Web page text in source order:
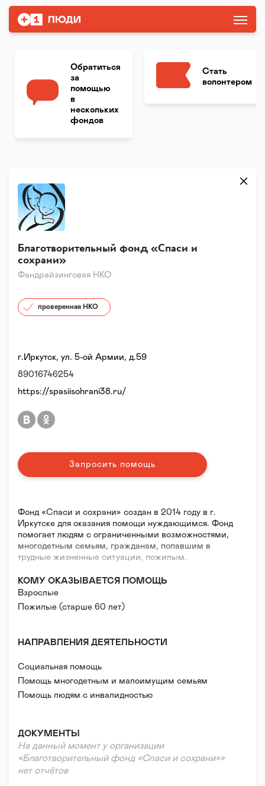
Обратиться
за
помощью
в
нескольких
фондов
Стать
волонтером
Фандрайзинговая НКО
Благотворительный фонд «Спаси и
сохрани»
проверенная НКО
Фонд «Спаси и сохрани» создан в 2014 году в г.
Иркутске для оказания помощи нуждающимся. Фонд
помогает людям с ограниченными возможностями,
многодетным семьям, гражданам, попавшим в
трудные жизненные ситуации, пожилым.
КОМУ ОКАЗЫВАЕТСЯ ПОМОЩЬ
Взрослые
Пожилые (старше 60 лет)
НАПРАВЛЕНИЯ ДЕЯТЕЛЬНОСТИ
Социальная помощь
Помощь многодетным и малоимущим семьям
Помощь людям с инвалидностью
Помощь пострадавшим от стихийных бедствий/
катастроф/войн
Помощь в тяжелой жизненной ситуации
ДОКУМЕНТЫ
На данный момент у организации
«Благотворительный фонд «Спаси и сохрани»»
нет отчётов
г.Иркутск, ул. 5-ой Армии, д.59
89016746254
https://spasiisohrani38.ru/
Запросить помощь